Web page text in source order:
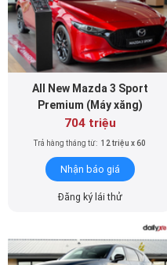
All New Mazda 3 Sport
Premium (Máy xăng)
704 triệu
Trả hàng tháng từ: 12 triệu x 60
Nhận báo giá
Đăng ký lái thử